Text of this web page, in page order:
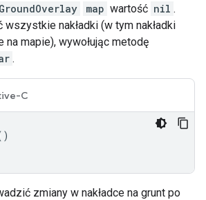
map wartość nil .
nakładki (w tym nakładki
mapie), wywołując metodę
.
C
zmiany w nakładce na grunt po